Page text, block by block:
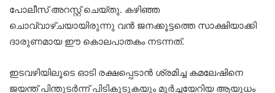
പോലീസ് അറസ്റ്റ് ചെയ്തു. കഴിഞ്ഞ
ചൊവ്വാഴ്ചയായിരുന്നു വൻ ജനക്കൂട്ടത്തെ സാക്ഷിയാക്കി
ദാരുണമായ ഈ കൊലപാതകം നടന്നത്.
ഇടവഴിയിലൂടെ ഓടി രക്ഷപ്പെടാൻ ശ്രമിച്ച കമലേഷിനെ
ജയന്ത് പിന്തുടർന്ന് പിടികൂടുകയും മൂർച്ചയേറിയ ആയുധം